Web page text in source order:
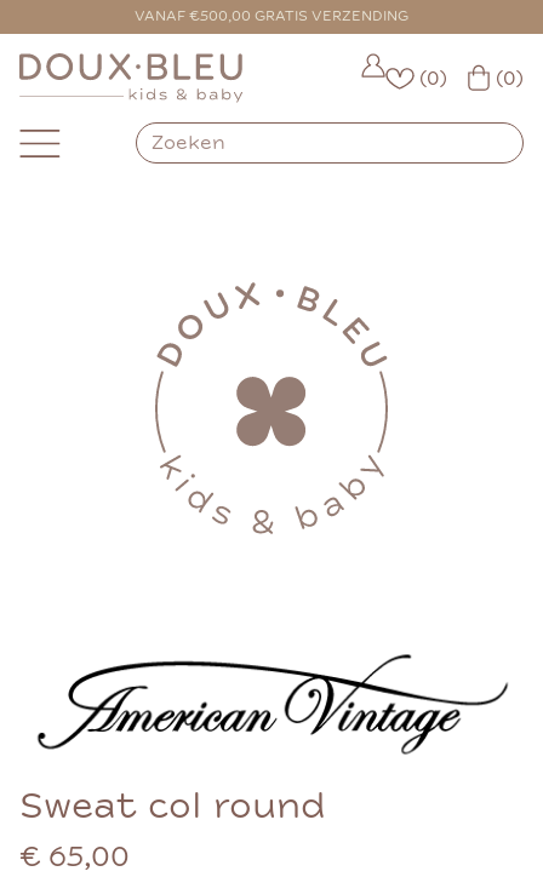
VANAF €500,00 GRATIS VERZENDING
(0) (0)
Sweat col round
€ 65,00